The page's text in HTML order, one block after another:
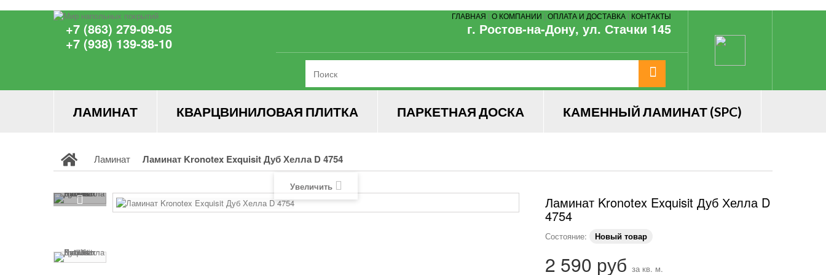
ГЛАВНАЯ | О КОМПАНИИ | ОПЛАТА И ДОСТАВКА | КОНТАКТЫ
+7 (863) 279-09-05
+7 (938) 139-38-10
г. Ростов-на-Дону, ул. Стачки 145
ЛАМИНАТ КВАРЦВИНИЛОВАЯ ПЛИТКА ПАРКЕТНАЯ ДОСКА КАМЕННЫЙ ЛАМИНАТ (SPC)
Ламинат Ламинат Kronotex Exquisit Дуб Хелла D 4754
Увеличить
Ламинат Kronotex Exquisit Дуб Хелла D
4754
Состояние: Новый товар
2 590 руб за кв. м.